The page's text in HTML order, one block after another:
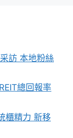
訪 本地粉絲
總回報率
櫃精力 新移